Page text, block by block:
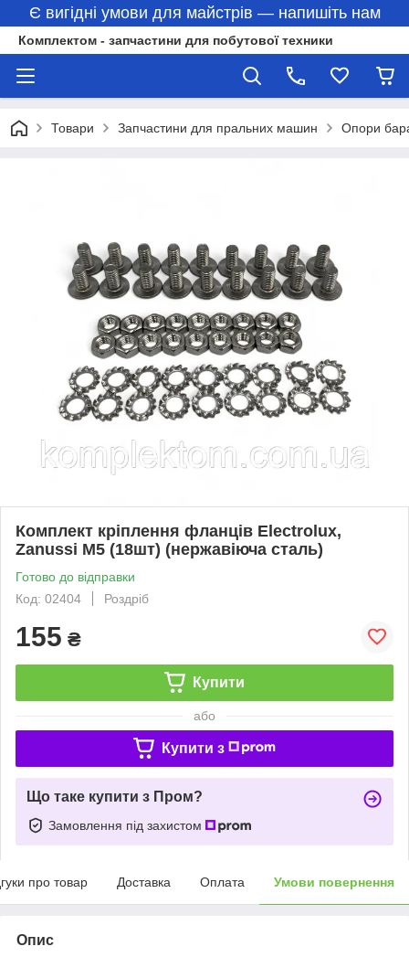
Є вигідні умови для майстрів — напишіть нам
Комплектом - запчастини для побутової техники
Товари Запчастини для пральних машин Опори
Комплект кріплення фланців Electrolux,
Zanussi M5 (18шт) (нержавіюча сталь)
Готово до відправки
Код: 02404
Роздріб
155 ₴
Купити
або
Купити з
Що таке купити з Пром?
Замовлення під захистом
про товар Доставка Оплата Умови повернення
Опис